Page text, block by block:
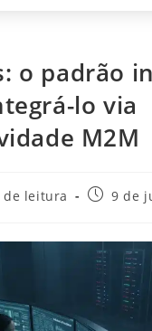
o padrão
lo via
M2M
leitura 9 de